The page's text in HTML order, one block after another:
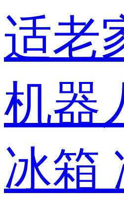
适老
机器
冰箱